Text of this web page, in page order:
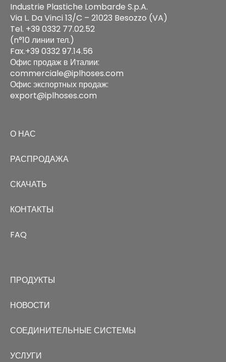
Industrie Plastiche Lombarde S.p.A.
Via L. Da Vinci 13/C – 21023 Besozzo (VA)
Tel. +39 0332 77.02.52
(n°10 линии тел.)
Fax.+39 0332 97.14.56
Офис продаж в Италии:
commerciale@iplhoses.com
Офис экспортных продаж:
export@iplhoses.com
О НАС
РАСПРОДАЖА
СКАЧАТЬ
КОНТАКТЫ
FAQ
ПРОДУКТЫ
НОВОСТИ
СОЕДИНИТЕЛЬНЫЕ СИСТЕМЫ
УСЛУГИ